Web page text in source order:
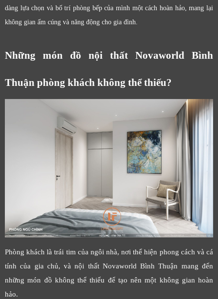
dàng lựa chọn và bố trí phòng bếp của mình một cách hoàn hảo, mang lại
không gian ấm cúng và năng động cho gia đình.
Những món đồ nội thất Novaworld Bình
Thuận phòng khách không thể thiếu?
Phòng khách là trái tim của ngôi nhà, nơi thể hiện phong cách và cá
tính của gia chủ, và nội thất Novaworld Bình Thuận mang đến
những món đồ không thể thiếu để tạo nên một không gian hoàn
hảo.